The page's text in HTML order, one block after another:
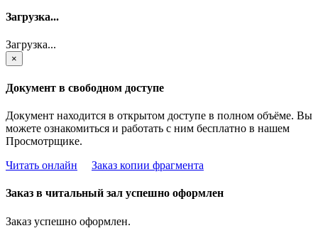
Загрузка...
Загрузка...
×
Документ в свободном доступе
Документ находится в открытом доступе в полном объёме. Вы
можете ознакомиться и работать с ним бесплатно в нашем
Просмотрщике.
Читать онлайн
Заказ копии фрагмента
Заказ в читальный зал успешно оформлен
Заказ успешно оформлен.